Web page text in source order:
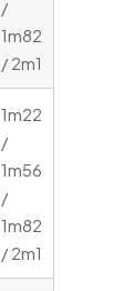
/
1m82
/ 2m1
1m22
/
1m56
/
1m82
/ 2m1